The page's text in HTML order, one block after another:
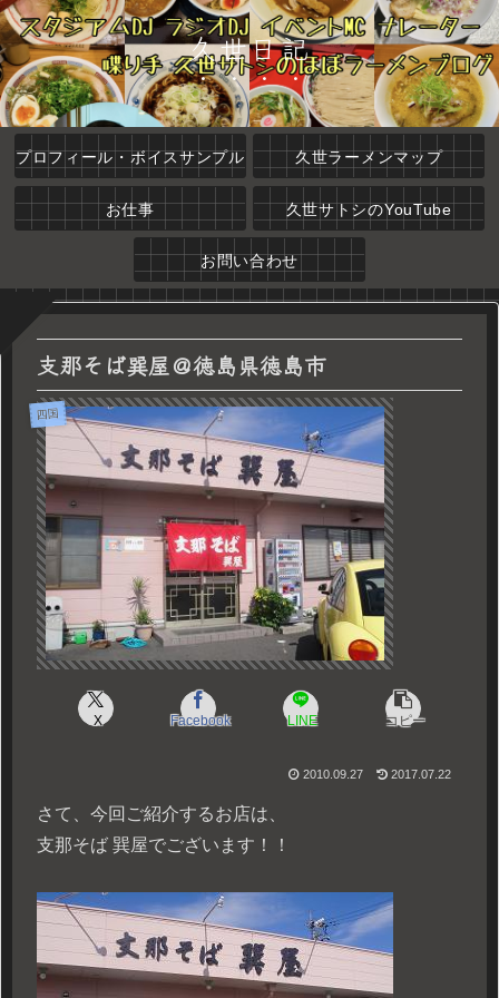
久世日記
プロフィール・ボイスサンプル 久世ラーメンマップ
お仕事 久世サトシのYouTube
お問い合わせ
支那そば巽屋＠徳島県徳島市
四国
X Facebook LINE コピー
2010.09.27 2017.07.22
さて、今回ご紹介するお店は、
支那そば 巽屋でございます！！